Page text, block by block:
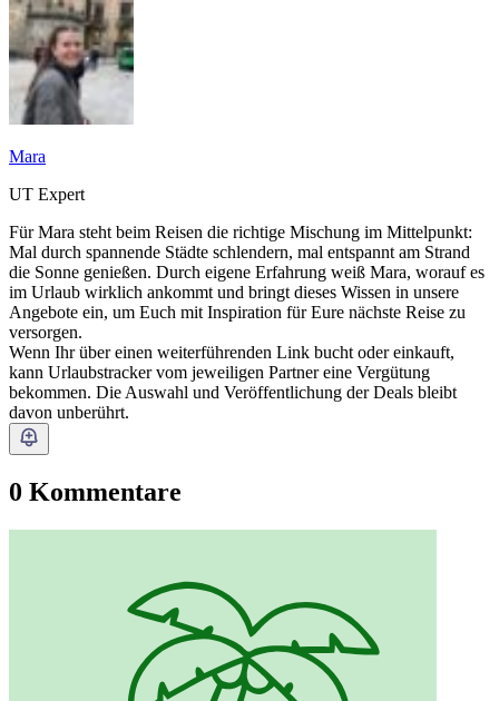
Mara
UT Expert
Für Mara steht beim Reisen die richtige Mischung im Mittelpunkt:
Mal durch spannende Städte schlendern, mal entspannt am Strand
die Sonne genießen. Durch eigene Erfahrung weiß Mara, worauf es
im Urlaub wirklich ankommt und bringt dieses Wissen in unsere
Angebote ein, um Euch mit Inspiration für Eure nächste Reise zu
versorgen.
Wenn Ihr über einen weiterführenden Link bucht oder einkauft,
kann Urlaubstracker vom jeweiligen Partner eine Vergütung
bekommen. Die Auswahl und Veröffentlichung der Deals bleibt
davon unberührt.
0 Kommentare